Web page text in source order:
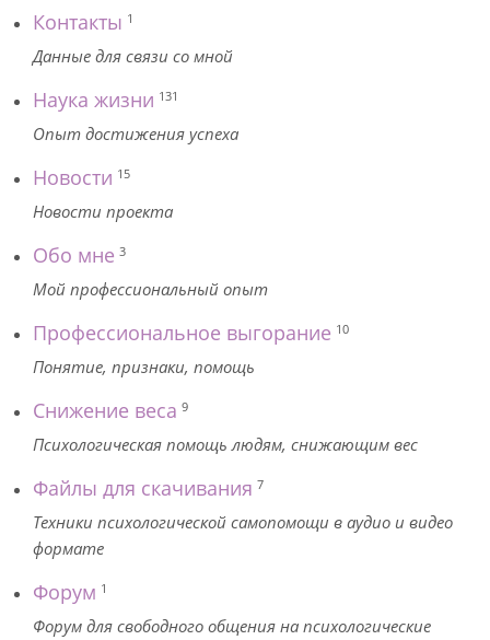
Контакты 1
Данные для связи со мной
Наука жизни 131
Опыт достижения успеха
Новости 15
Новости проекта
Обо мне 3
Мой профессиональный опыт
Профессиональное выгорание 10
Понятие, признаки, помощь
Снижение веса 9
Психологическая помощь людям, снижающим вес
Файлы для скачивания 7
Техники психологической самопомощи в аудио и видео
формате
Форум 1
Форум для свободного общения на психологические